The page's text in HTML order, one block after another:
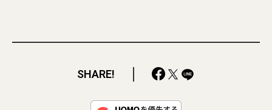
SHARE!